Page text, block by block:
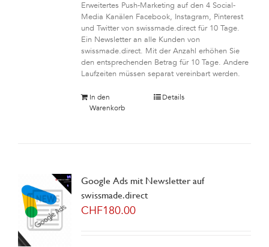
Erweitertes Push-Marketing auf den 4 Social-
Media Kanälen Facebook, Instagram, Pinterest
und Twitter von swissmade.direct für 10 Tage.
Ein Newsletter an alle Kunden von
swissmade.direct. Mit der Anzahl erhöhen Sie
den entsprechenden Betrag für 10 Tage. Andere
Laufzeiten müssen separat vereinbart werden.
In den
Warenkorb
Details
Google Ads mit Newsletter auf
swissmade.direct
CHF180.00